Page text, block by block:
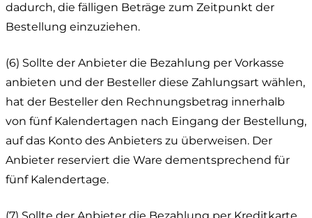
dadurch, die fälligen Beträge zum Zeitpunkt der
Bestellung einzuziehen.
(6) Sollte der Anbieter die Bezahlung per Vorkasse
anbieten und der Besteller diese Zahlungsart wählen,
hat der Besteller den Rechnungsbetrag innerhalb
von fünf Kalendertagen nach Eingang der Bestellung,
auf das Konto des Anbieters zu überweisen. Der
Anbieter reserviert die Ware dementsprechend für
fünf Kalendertage.